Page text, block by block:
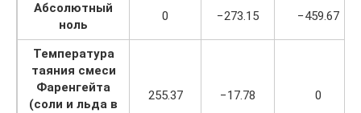
Абсолютный
ноль
0 −273.15 −459.67
Температура
таяния смеси
Фаренгейта
(соли и льда в
255.37 −17.78 0